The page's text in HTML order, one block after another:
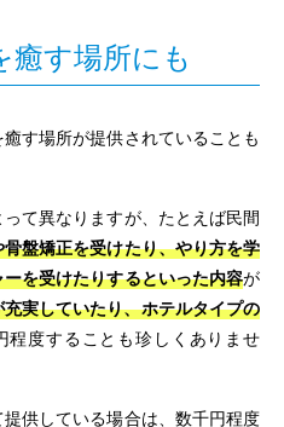
癒す場所にも
す場所が提供されていることも
て異なりますが、たとえば民間
盤矯正を受けたり、やり方を学
を受けたりするといった内容が
実していたり、ホテルタイプの
程度することも珍しくありませ
供している場合は、数千円程度